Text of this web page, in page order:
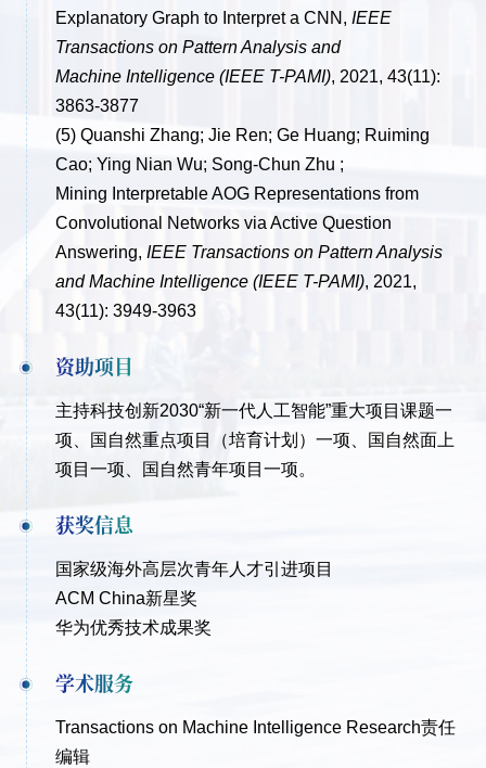
Explanatory Graph to Interpret a CNN, IEEE
Transactions on Pattern Analysis and
Machine Intelligence (IEEE T-PAMI), 2021, 43(11):
3863-3877
(5) Quanshi Zhang; Jie Ren; Ge Huang; Ruiming
Cao; Ying Nian Wu; Song-Chun Zhu ;
Mining Interpretable AOG Representations from
Convolutional Networks via Active Question
Answering, IEEE Transactions on Pattern Analysis
and Machine Intelligence (IEEE T-PAMI), 2021,
43(11): 3949-3963
资助项目
主持科技创新2030“新一代人工智能”重大项目课题一
项、国自然重点项目（培育计划）一项、国自然面上
项目一项、国自然青年项目一项。
获奖信息
国家级海外高层次青年人才引进项目
ACM China新星奖
华为优秀技术成果奖
学术服务
Transactions on Machine Intelligence Research责任
编辑